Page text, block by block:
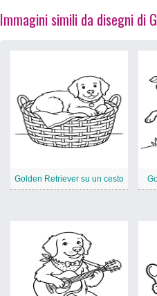
Immagini simili da disegni di
Golden Retriever su un cesto